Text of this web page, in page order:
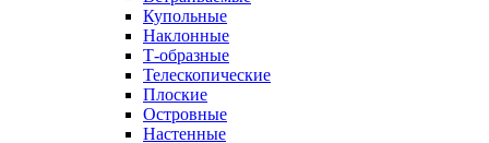
Купольные
Наклонные
Т-образные
Телескопические
Плоские
Островные
Настенные